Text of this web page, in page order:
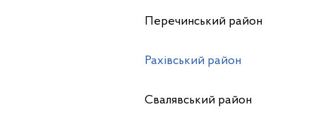
Перечинський район
Рахівський район
Свалявський район